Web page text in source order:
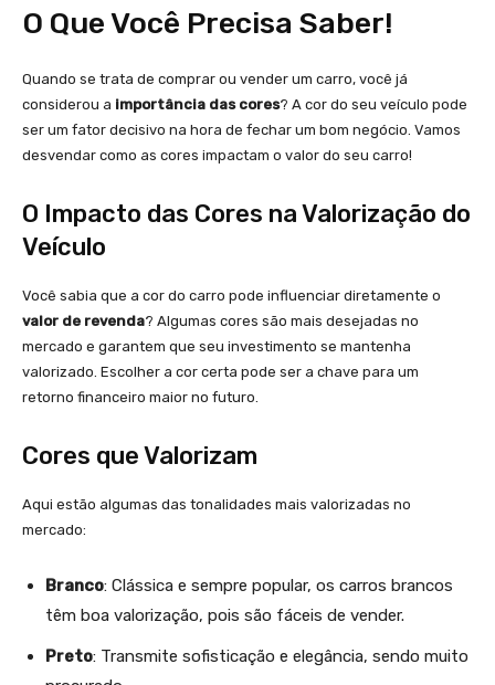
O Que Você Precisa Saber!
Quando se trata de comprar ou vender um carro, você já
considerou a importância das cores? A cor do seu veículo pode
ser um fator decisivo na hora de fechar um bom negócio. Vamos
desvendar como as cores impactam o valor do seu carro!
O Impacto das Cores na Valorização do
Veículo
Você sabia que a cor do carro pode influenciar diretamente o
valor de revenda? Algumas cores são mais desejadas no
mercado e garantem que seu investimento se mantenha
valorizado. Escolher a cor certa pode ser a chave para um
retorno financeiro maior no futuro.
Cores que Valorizam
Aqui estão algumas das tonalidades mais valorizadas no
mercado:
Branco: Clássica e sempre popular, os carros brancos
têm boa valorização, pois são fáceis de vender.
Preto: Transmite sofisticação e elegância, sendo muito